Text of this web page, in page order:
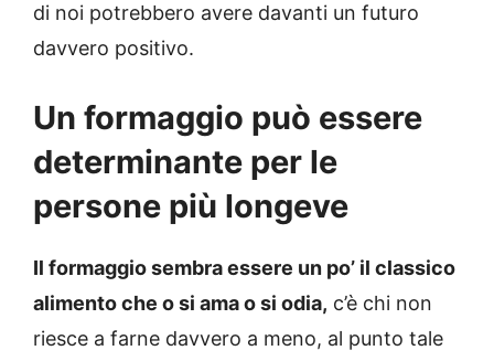
di noi potrebbero avere davanti un futuro
davvero positivo.
Un formaggio può essere
determinante per le
persone più longeve
Il formaggio sembra essere un po’ il classico
alimento che o si ama o si odia, c’è chi non
riesce a farne davvero a meno, al punto tale